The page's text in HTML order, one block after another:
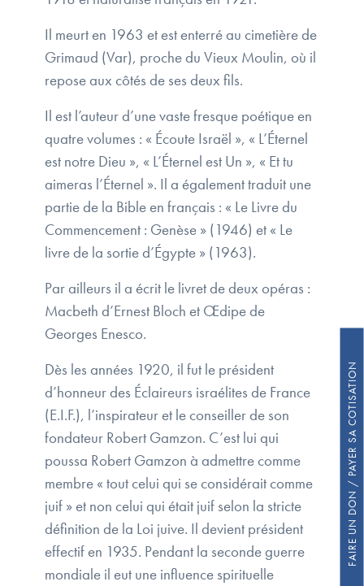
FAIRE UN DON / PAYER SA COTISATION
Il meurt en 1963 et est enterré au cimetière de
Grimaud (Var), proche du Vieux Moulin, où il
repose aux côtés de ses deux fils.
Il est l’auteur d’une vaste fresque poétique en
quatre volumes : « Écoute Israël », « L’Éternel
est notre Dieu », « L’Éternel est Un », « Et tu
aimeras l’Éternel ». Il a également traduit une
partie de la Bible en français : « Le Livre du
Commencement : Genèse » (1946) et « Le
livre de la sortie d’Égypte » (1963).
Par ailleurs il a écrit le livret de deux opéras :
Macbeth d’Ernest Bloch et Œdipe de
Georges Enesco.
Dès les années 1920, il fut le président
d’honneur des Éclaireurs israélites de France
(E.I.F.), l’inspirateur et le conseiller de son
fondateur Robert Gamzon. C’est lui qui
poussa Robert Gamzon à admettre comme
membre « tout celui qui se considérait comme
juif » et non celui qui était juif selon la stricte
définition de la Loi juive. Il devient président
effectif en 1935. Pendant la seconde guerre
mondiale il eut une influence spirituelle